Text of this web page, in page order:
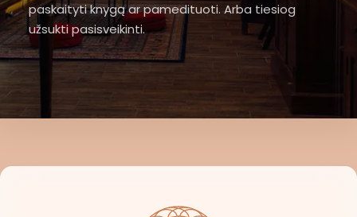
paskaityti knygą ar pamedituoti. Arba tiesiog
užsukti pasisveikinti.